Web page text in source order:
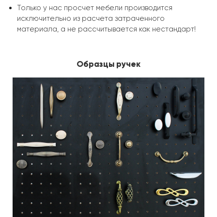
Только у нас просчет мебели производится
исключительно из расчета затраченного
материала, а не рассчитывается как нестандарт!
Образцы ручек